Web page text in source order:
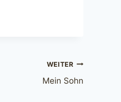
WEITER
Mein Sohn